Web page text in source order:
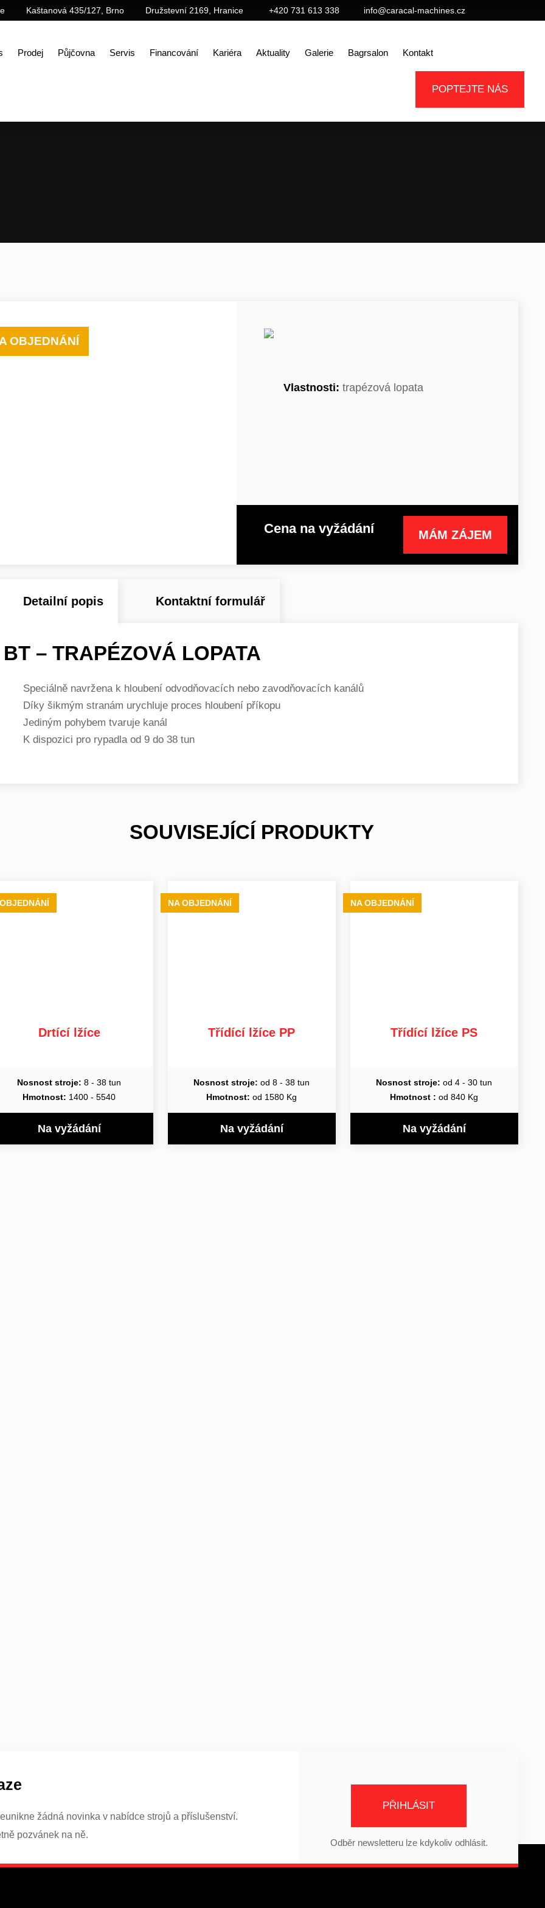
+420 731 613 338 info@caracal-machines.cz
Kaštanová 435/127, Brno Družstevní 2169, Hranice
Prodej Půjčovna Servis Financování Kariéra Aktuality Galerie Bagrsalon Kontakt
POPTEJTE NÁS
OBJEDNÁNÍ
Vlastnosti: trapézová lopata
Cena na vyžádání MÁM ZÁJEM
Detailní popis Kontaktní formulář
BT – TRAPÉZOVÁ LOPATA
Speciálně navržena k hloubení odvodňovacích nebo zavodňovacích kanálů
Díky šikmým stranám urychluje proces hloubení příkopu
Jediným pohybem tvaruje kanál
K dispozici pro rypadla od 9 do 38 tun
SOUVISEJÍCÍ PRODUKTY
Drtící lžíce
Nosnost stroje: 8 - 38 tun
Hmotnost: 1400 - 5540
Na vyžádání
NA OBJEDNÁNÍ
Třídící lžíce PP
Nosnost stroje: od 8 - 38 tun
Hmotnost: od 1580 Kg
Na vyžádání
NA OBJEDNÁNÍ
Třídící lžíce PS
Nosnost stroje: od 4 - 30 tun
Hmotnost : od 840 Kg
Na vyžádání
žádná novinka v nabídce strojů a příslušenství.
pozvánek na ně.
PŘIHLÁSIT
Odběr newsletteru lze kdykoliv odhlásit.